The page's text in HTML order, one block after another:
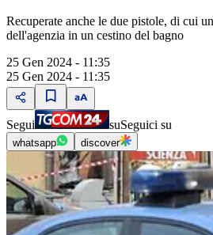
Recuperate anche le due pistole, di cui
dell'agenzia in un cestino del bagno
25 Gen 2024 - 11:35
25 Gen 2024 - 11:35
Segui suSeguici su
whatsapp discover